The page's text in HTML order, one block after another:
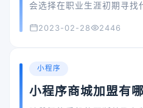
会选择在职业生涯初期寻找
呢？
2023-02-28 2446
小程序
小程序商城加盟有